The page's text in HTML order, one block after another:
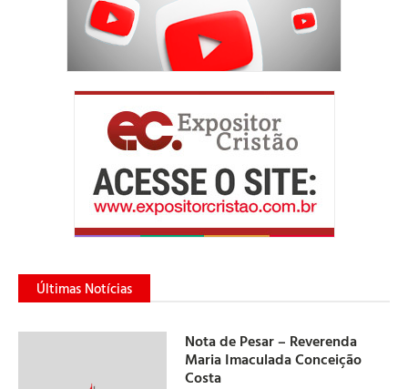
Últimas Notícias
Nota de Pesar – Reverenda
Maria Imaculada Conceição
Costa